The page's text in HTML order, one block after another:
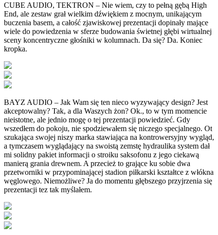
CUBE AUDIO, TEKTRON – Nie wiem, czy to pełną gębą High
End, ale zestaw grał wielkim dźwiękiem z mocnym, unikającym
buczenia basem, a całość zjawiskowej prezentacji dopinały mające
wiele do powiedzenia w sferze budowania świetnej głębi wirtualnej
sceny koncentryczne głośniki w kolumnach. Da się? Da. Koniec
kropka.
BAYZ AUDIO – Jak Wam się ten nieco wyzywający design? Jest
akceptowalny? Tak, a dla Waszych żon? Ok., to w tym momencie
nieistotne, ale jednio mogę o tej prezentacji powiedzieć. Gdy
wszedłem do pokoju, nie spodziewałem się niczego specjalnego. Ot
szukająca swojej niszy marka stawiająca na kontrowersyjny wygląd,
a tymczasem wyglądający na swoistą zemstę hydraulika system dał
mi solidny pakiet informacji o stroiku saksofonu z jego ciekawą
manierą grania drewnem. A przecież to grające ku sobie dwa
przetworniki w przypominającej stadion piłkarski kształtce z włókna
węglowego. Niemożliwe? Ja do momentu głębszego przyjrzenia się
prezentacji tez tak myślałem.